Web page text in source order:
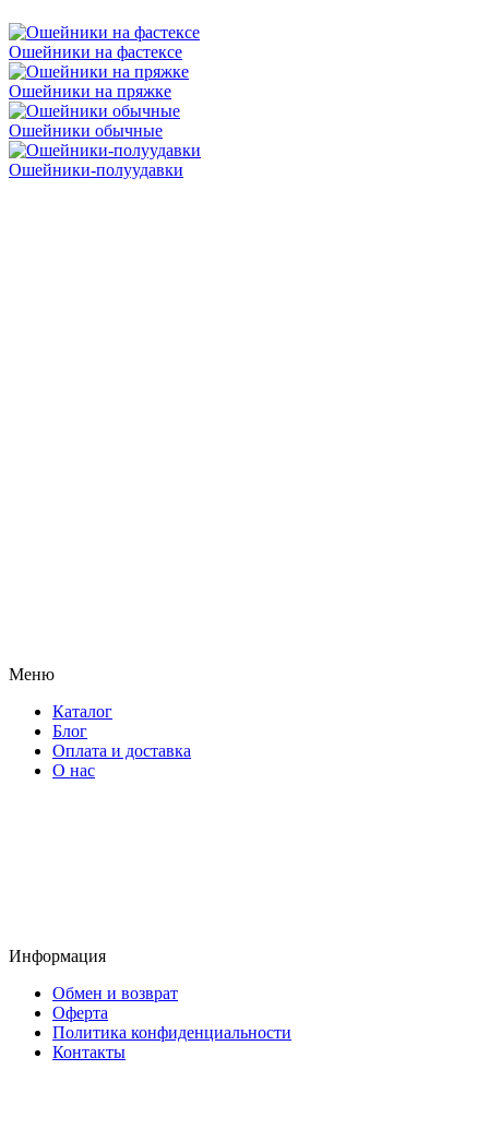
Ошейники на фастексе
Ошейники на пряжке
Ошейники обычные
Ошейники-полуудавки
Меню
Каталог
Блог
Оплата и доставка
О нас
Информация
Обмен и возврат
Оферта
Политика конфиденциальности
Контакты